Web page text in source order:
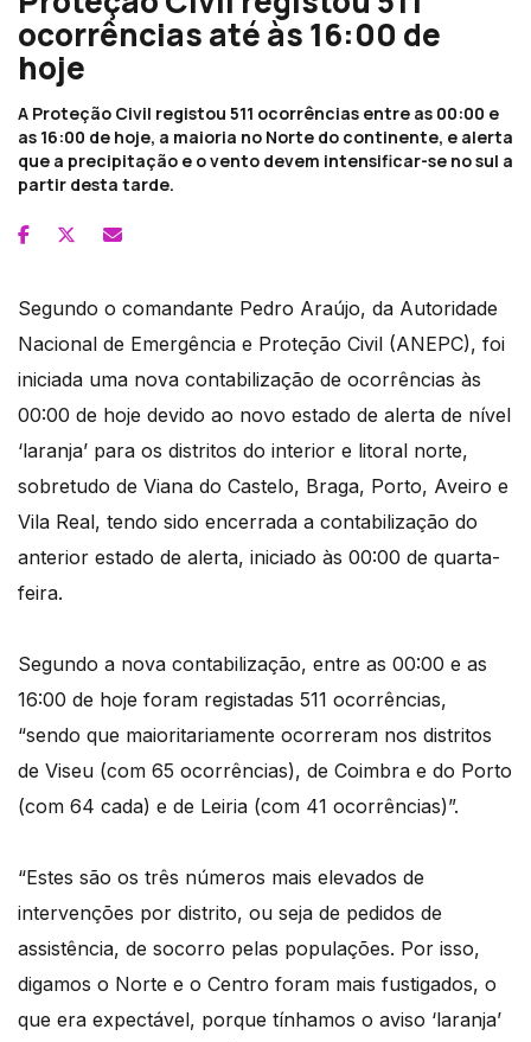
ocorrências até às 16:00 de
hoje
A Proteção Civil registou 511 ocorrências entre as 00:00 e
as 16:00 de hoje, a maioria no Norte do continente, e alerta
que a precipitação e o vento devem intensificar-se no sul a
partir desta tarde.
Segundo o comandante Pedro Araújo, da Autoridade
Nacional de Emergência e Proteção Civil (ANEPC), foi
iniciada uma nova contabilização de ocorrências às
00:00 de hoje devido ao novo estado de alerta de nível
‘laranja’ para os distritos do interior e litoral norte,
sobretudo de Viana do Castelo, Braga, Porto, Aveiro e
Vila Real, tendo sido encerrada a contabilização do
anterior estado de alerta, iniciado às 00:00 de quarta-
feira.
Segundo a nova contabilização, entre as 00:00 e as
16:00 de hoje foram registadas 511 ocorrências,
“sendo que maioritariamente ocorreram nos distritos
de Viseu (com 65 ocorrências), de Coimbra e do Porto
(com 64 cada) e de Leiria (com 41 ocorrências)”.
“Estes são os três números mais elevados de
intervenções por distrito, ou seja de pedidos de
assistência, de socorro pelas populações. Por isso,
digamos o Norte e o Centro foram mais fustigados, o
que era expectável, porque tínhamos o aviso ‘laranja’